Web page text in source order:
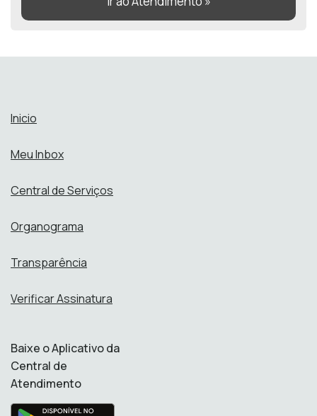
Inicio
Meu Inbox
Central de Serviços
Organograma
Transparência
Verificar Assinatura
Baixe o Aplicativo da
Central de
Atendimento